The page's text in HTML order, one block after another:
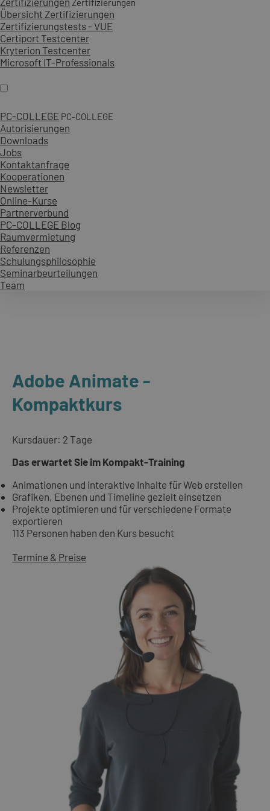
Zertifizierungen
Übersicht Zertifizierungen
Zertifizierungstests - VUE
Certiport Testcenter
Kryterion Testcenter
Microsoft IT-Professionals
PC-COLLEGE PC-COLLEGE
Autorisierungen
Downloads
Jobs
Kontaktanfrage
Kooperationen
Newsletter
Online-Kurse
Partnerverbund
PC-COLLEGE Blog
Raumvermietung
Referenzen
Schulungsphilosophie
Seminarbeurteilungen
Team
Adobe Animate -
Kompaktkurs
Kursdauer: 2 Tage
Das erwartet Sie im Kompakt-Training
Animationen und interaktive Inhalte für Web erstellen
Grafiken, Ebenen und Timeline gezielt einsetzen
Projekte optimieren und für verschiedene Formate
exportieren
113 Personen haben den Kurs besucht
Termine & Preise